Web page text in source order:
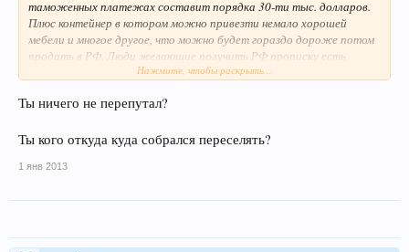
таможенных платежах составит порядка 30-ти тыс. долларов.
Плюс контейнер в котором можно привезти немало хорошей
мебели и многое другое, что можно будет гораздо дороже потом
продать в РФ. Люди желающие получить РФ прописку есть
всегда. Я рассматриваю США, людей надо из США вывозить по
дорогущей мебелью и по тачкам там нормально. Заработать
инвесторы?
Нажмите, чтобы раскрыть...
Ты ничего не перепутал?
Ты кого откуда куда собрался переселять?
1 янв 2013